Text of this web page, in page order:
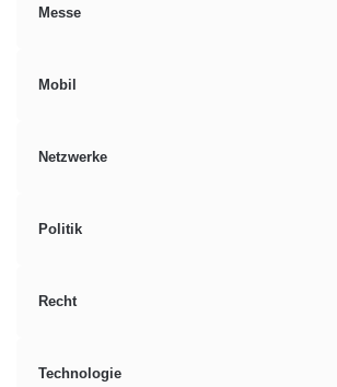
Messe
Mobil
Netzwerke
Politik
Recht
Technologie